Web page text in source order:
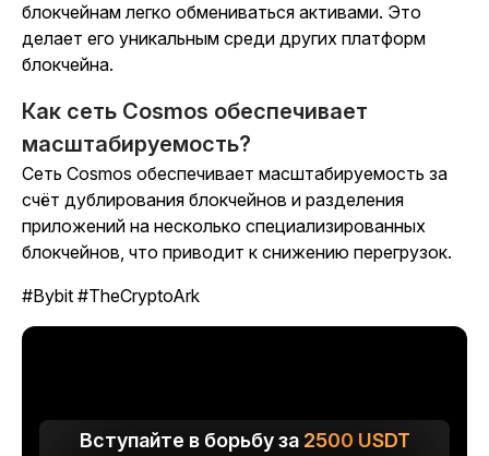
блокчейнам легко обмениваться активами. Это
делает его уникальным среди других платформ
блокчейна.
Как сеть Cosmos обеспечивает
масштабируемость?
Сеть Cosmos обеспечивает масштабируемость за
счёт дублирования блокчейнов и разделения
приложений на несколько специализированных
блокчейнов, что приводит к снижению перегрузок.
#Bybit #TheCryptoArk
Вступайте в борьбу за 2500 USDT